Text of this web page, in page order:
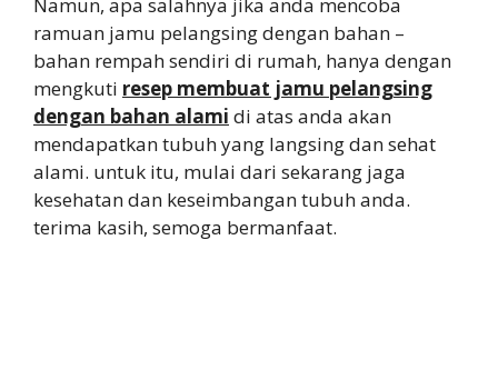
ramuan jamu pelangsing dengan bahan –
bahan rempah sendiri di rumah, hanya dengan
mengkuti resep membuat jamu pelangsing
dengan bahan alami di atas anda akan
mendapatkan tubuh yang langsing dan sehat
alami. untuk itu, mulai dari sekarang jaga
kesehatan dan keseimbangan tubuh anda.
terima kasih, semoga bermanfaat.